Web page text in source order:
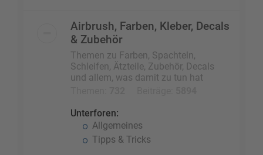
Airbrush, Farben, Kleber, Decals
& Zubehör
Themen zu Farben, Spachteln,
Schleifen, Ätzteile, Zubehör, Decals
und allem, was damit zu tun hat
Unterforen:
Allgemeines
Tipps & Tricks